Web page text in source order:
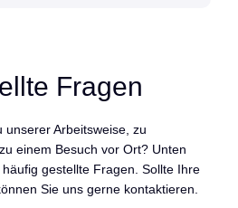
Fragen
unserer Arbeitsweise, zu
einem Besuch vor Ort? Unten
gestellte Fragen. Sollte Ihre
Sie uns gerne kontaktieren.